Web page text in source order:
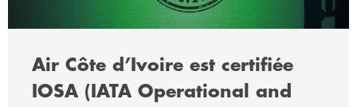
Air Côte d’Ivoire est certifiée
IOSA (IATA Operational and